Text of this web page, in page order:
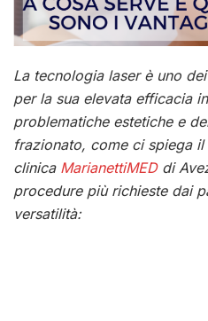
La tecnologia laser è uno
per la sua elevata efficacia
problematiche estetiche e
frazionato, come ci spiega
clinica MarianettiMEDdi
procedure più richieste dai
versatilità: